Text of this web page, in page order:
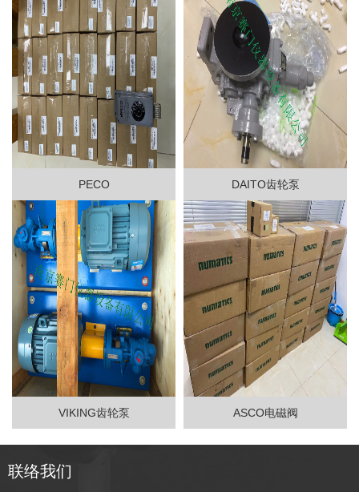
PECO DAITO齿轮泵
VIKING齿轮泵 ASCO电磁阀
联络我们